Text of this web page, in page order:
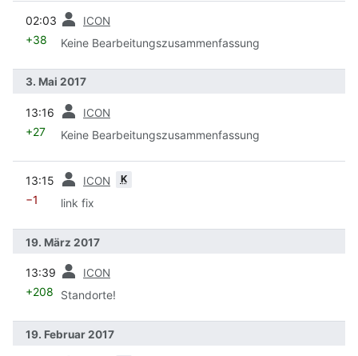
02:03 ICON
+38 Keine Bearbeitungszusammenfassung
3. Mai 2017
13:16 ICON
+27 Keine Bearbeitungszusammenfassung
13:15 ICON K
−1 link fix
19. März 2017
13:39 ICON
+208 Standorte!
19. Februar 2017